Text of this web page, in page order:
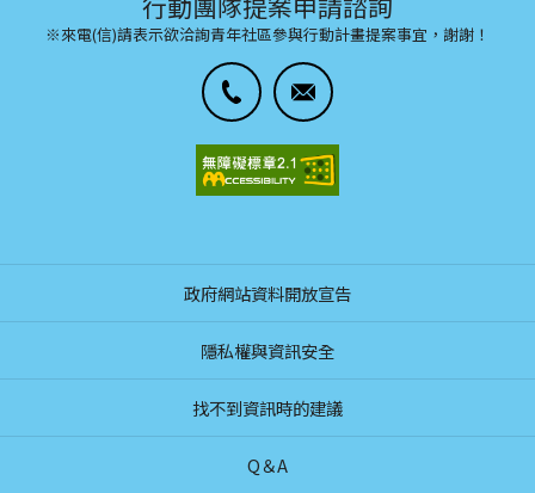
※來電(信)請表示欲洽詢青年社區參與行動計畫提案事宜，謝謝！
政府網站資料開放宣告
隱私權與資訊安全
找不到資訊時的建議
Q＆A